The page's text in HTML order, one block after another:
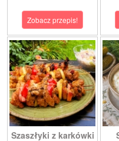
Zobacz przepis!
Szaszłyki z karkówki